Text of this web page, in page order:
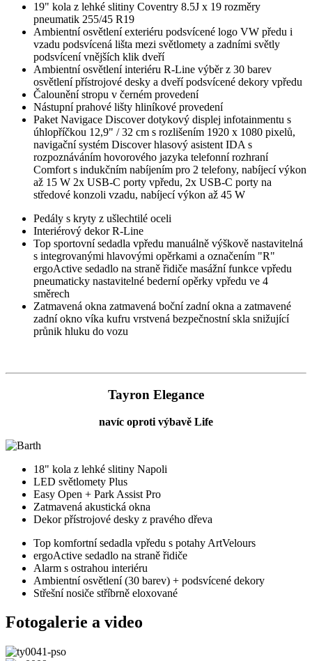
19" kola z lehké slitiny Coventry 8.5J x 19 rozměry
pneumatik 255/45 R19
Ambientní osvětlení exteriéru podsvícené logo VW předu i
vzadu podsvícená lišta mezi světlomety a zadními světly
podsvícení vnějších klik dveří
Ambientní osvětlení interiéru R-Line výběr z 30 barev
osvětlení přístrojové desky a dveří podsvícené dekory vpředu
Čalounění stropu v černém provedení
Nástupní prahové lišty hliníkové provedení
Paket Navigace Discover dotykový displej infotainmentu s
úhlopříčkou 12,9" / 32 cm s rozlišením 1920 x 1080 pixelů,
navigační systém Discover hlasový asistent IDA s
rozpoznáváním hovorového jazyka telefonní rozhraní
Comfort s indukčním nabíjením pro 2 telefony, nabíjecí výkon
až 15 W 2x USB-C porty vpředu, 2x USB-C porty na
středové konzoli vzadu, nabíjecí výkon až 45 W
Pedály s kryty z ušlechtilé oceli
Interiérový dekor R-Line
Top sportovní sedadla vpředu manuálně výškově nastavitelná
s integrovanými hlavovými opěrkami a označením "R"
ergoActive sedadlo na straně řidiče masážní funkce vpředu
pneumaticky nastavitelné bederní opěrky vpředu ve 4
směrech
Zatmavená okna zatmavená boční zadní okna a zatmavené
zadní okno víka kufru vrstvená bezpečnostní skla snižující
průnik hluku do vozu
Tayron Elegance
navíc oproti výbavě Life
18" kola z lehké slitiny Napoli
LED světlomety Plus
Easy Open + Park Assist Pro
Zatmavená akustická okna
Dekor přístrojové desky z pravého dřeva
Top komfortní sedadla vpředu s potahy ArtVelours
ergoActive sedadlo na straně řidiče
Alarm s ostrahou interiéru
Ambientní osvětlení (30 barev) + podsvícené dekory
Střešní nosiče stříbrně eloxované
Fotogalerie a video